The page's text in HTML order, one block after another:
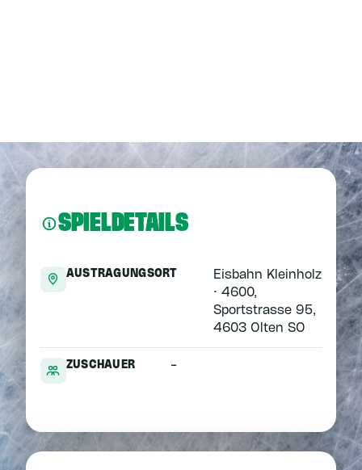
SPIELDETAILS
AUSTRAGUNGSORT
Eisbahn Kleinholz
· 4600,
Sportstrasse 95,
4603 Olten SO
ZUSCHAUER -